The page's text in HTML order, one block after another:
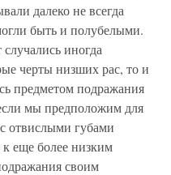
далеко не всегда
быть и полубелыми.
иногда
черты низших рас, то и
предметом подражания
мы предположим для
отвислыми губами
еще более низким
своим